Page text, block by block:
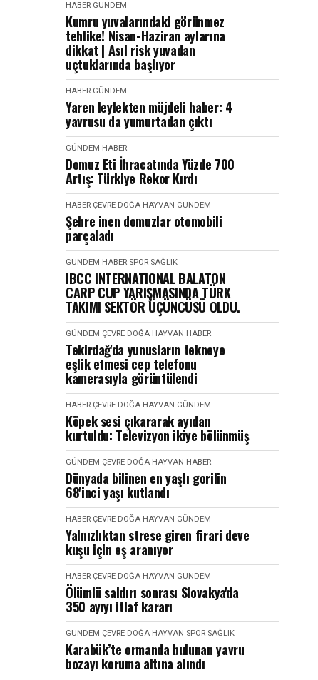
HABER GÜNDEM
Kumru yuvalarındaki görünmez
tehlike! Nisan-Haziran aylarına
dikkat | Asıl risk yuvadan
uçtuklarında başlıyor
HABER GÜNDEM
Yaren leylekten müjdeli haber: 4
yavrusu da yumurtadan çıktı
GÜNDEM HABER
Domuz Eti İhracatında Yüzde 700
Artış: Türkiye Rekor Kırdı
HABER ÇEVRE DOĞA HAYVAN GÜNDEM
Şehre inen domuzlar otomobili
parçaladı
GÜNDEM HABER SPOR SAĞLIK
IBCC INTERNATIONAL BALATON
CARP CUP YARIŞMASINDA TÜRK
TAKIMI SEKTÖR ÜÇÜNCÜSÜ OLDU.
GÜNDEM ÇEVRE DOĞA HAYVAN HABER
Tekirdağ'da yunusların tekneye
eşlik etmesi cep telefonu
kamerasıyla görüntülendi
HABER ÇEVRE DOĞA HAYVAN GÜNDEM
Köpek sesi çıkararak ayıdan
kurtuldu: Televizyon ikiye bölünmüş
GÜNDEM ÇEVRE DOĞA HAYVAN HABER
Dünyada bilinen en yaşlı gorilin
68'inci yaşı kutlandı
HABER ÇEVRE DOĞA HAYVAN GÜNDEM
Yalnızlıktan strese giren firari deve
kuşu için eş aranıyor
HABER ÇEVRE DOĞA HAYVAN GÜNDEM
Ölümlü saldırı sonrası Slovakya'da
350 ayıyı itlaf kararı
GÜNDEM ÇEVRE DOĞA HAYVAN SPOR SAĞLIK
Karabük’te ormanda bulunan yavru
bozayı koruma altına alındı